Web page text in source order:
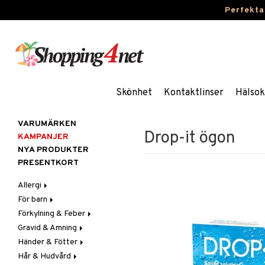
Skönhet Kontaktlinser
Drop-it ögon
VARUMÄRKEN
KAMPANJER
NYA PRODUKTER
PRESENTKORT
Allergi
Nässpray
Ögondroppar
Tabletter
För barn
Blodstoppare
Blöjor
Feber, Förkylning & Värk
Hår
Förkylning & Feber
Feber
Febernedsättande
Barn
Febertermometrar
Halsont & Heshet
Hosta
Gravid & Amning
Bröstpump
Bröstskydd & Inlägg
Händer & Fötter
Fotvård
Hår & Hudvård